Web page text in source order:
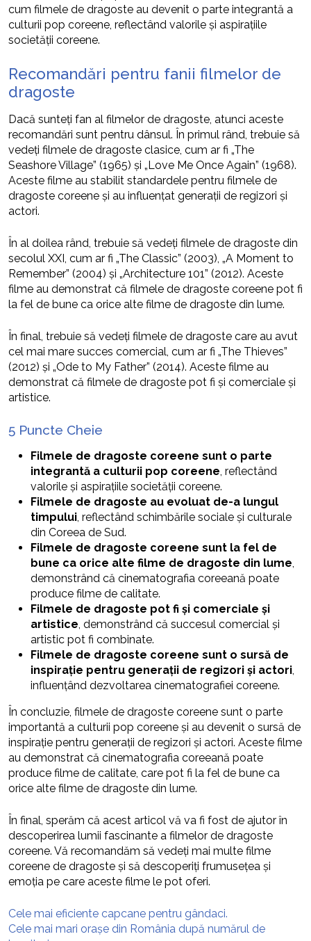
cum filmele de dragoste au devenit o parte integrantă a
culturii pop coreene, reflectând valorile și aspirațiile
societății coreene.
Recomandări pentru fanii filmelor de
dragoste
Dacă sunteți fan al filmelor de dragoste, atunci aceste
recomandări sunt pentru dânsul. În primul rând, trebuie să
vedeți filmele de dragoste clasice, cum ar fi „The
Seashore Village” (1965) și „Love Me Once Again” (1968).
Aceste filme au stabilit standardele pentru filmele de
dragoste coreene și au influențat generații de regizori și
actori.
În al doilea rând, trebuie să vedeți filmele de dragoste din
secolul XXI, cum ar fi „The Classic” (2003), „A Moment to
Remember” (2004) și „Architecture 101” (2012). Aceste
filme au demonstrat că filmele de dragoste coreene pot fi
la fel de bune ca orice alte filme de dragoste din lume.
În final, trebuie să vedeți filmele de dragoste care au avut
cel mai mare succes comercial, cum ar fi „The Thieves”
(2012) și „Ode to My Father” (2014). Aceste filme au
demonstrat că filmele de dragoste pot fi și comerciale și
artistice.
5 Puncte Cheie
Filmele de dragoste coreene sunt o parte
integrantă a culturii pop coreene, reflectând
valorile și aspirațiile societății coreene.
Filmele de dragoste au evoluat de-a lungul
timpului, reflectând schimbările sociale și culturale
din Coreea de Sud.
Filmele de dragoste coreene sunt la fel de
bune ca orice alte filme de dragoste din lume,
demonstrând că cinematografia coreeană poate
produce filme de calitate.
Filmele de dragoste pot fi și comerciale și
artistice, demonstrând că succesul comercial și
artistic pot fi combinate.
Filmele de dragoste coreene sunt o sursă de
inspirație pentru generații de regizori și actori,
influențând dezvoltarea cinematografiei coreene.
În concluzie, filmele de dragoste coreene sunt o parte
importantă a culturii pop coreene și au devenit o sursă de
inspirație pentru generații de regizori și actori. Aceste filme
au demonstrat că cinematografia coreeană poate
produce filme de calitate, care pot fi la fel de bune ca
orice alte filme de dragoste din lume.
În final, sperăm că acest articol vă va fi fost de ajutor în
descoperirea lumii fascinante a filmelor de dragoste
coreene. Vă recomandăm să vedeți mai multe filme
coreene de dragoste și să descoperiți frumusețea și
emoția pe care aceste filme le pot oferi.
Cele mai eficiente capcane pentru gândaci.
Cele mai mari orașe din România după numărul de